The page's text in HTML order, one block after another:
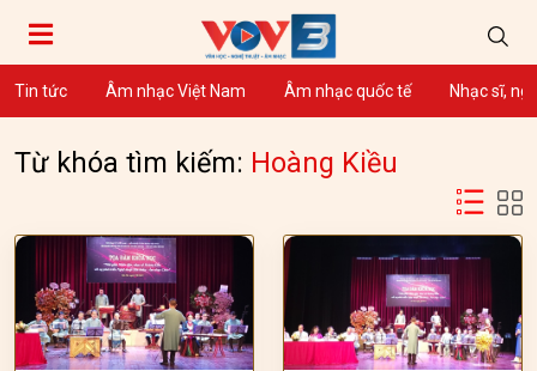
Tin tức Âm nhạc Việt Nam Âm nhạc quốc tế Nhạc sĩ,
Từ khóa tìm kiếm: Hoàng Kiều